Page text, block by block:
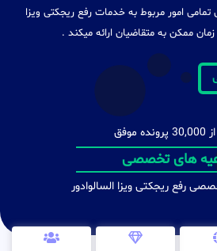
امور مربوط به خدمات رفع ریجکتی ویزا
ممکن به متقاضیان ارائه میکند .
های تخصصی
رفع ریجکتی ویزا السالوادور